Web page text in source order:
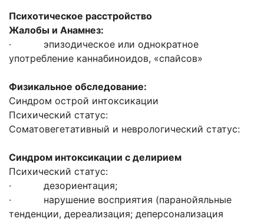
Психотическое расстройство
Жалобы и Анамнез:
· эпизодическое или однократное
употребление каннабиноидов, «спайсов»
Физикальное обследование:
Синдром острой интоксикации
Психический статус:
Соматовегетативный и неврологический статус:
Синдром интоксикации с делирием
Психический статус:
· дезориентация;
· нарушение восприятия (паранойяльные
тенденции, дереализация; деперсонализация